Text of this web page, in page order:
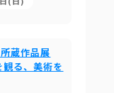
蔵作品展
る、美術を